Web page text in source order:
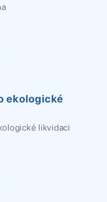
ekologické
likvidaci